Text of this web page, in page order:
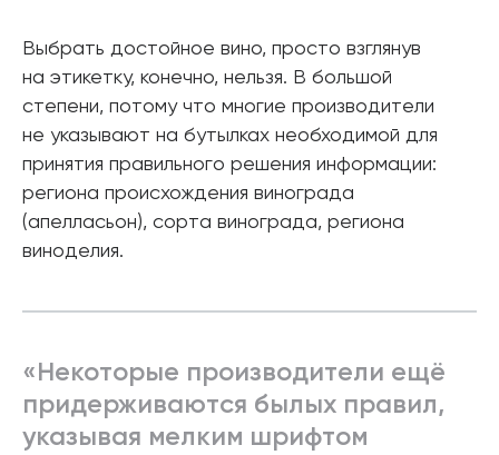
Выбрать достойное вино, просто взглянув
на этикетку, конечно, нельзя. В большой
степени, потому что многие производители
не указывают на бутылках необходимой для
принятия правильного решения информации:
региона происхождения винограда
(апелласьон), сорта винограда, региона
виноделия.
«Некоторые производители ещё
придерживаются былых правил,
указывая мелким шрифтом